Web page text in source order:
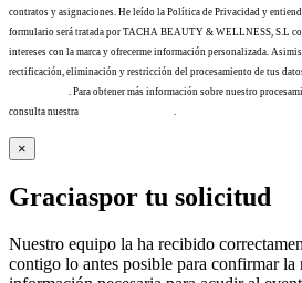
contratos y asignaciones. He leído la Política de Privacidad y
formulario será tratada por TACHA BEAUTY & WELLNESS, S.L
intereses con la marca y ofrecerme información personalizada.
rectificación, eliminación y restricción del procesamiento de tus
. Para obtener más información sobre nuestro
consulta nuestra
.
×
Graciaspor tu solicitud
Nuestro equipo la ha recibido
contigo lo antes posible para confirmar la